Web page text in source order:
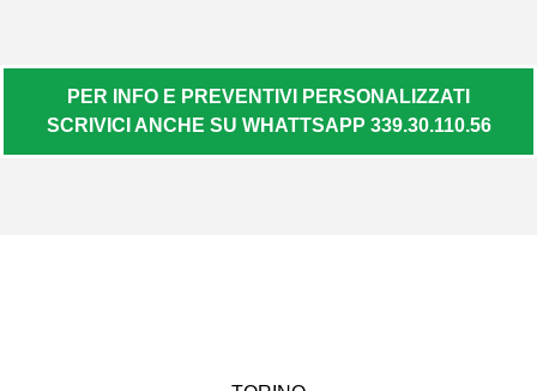
PER INFO E PREVENTIVI PERSONALIZZATI
SCRIVICI ANCHE SU WHATTSAPP 339.30.110.56